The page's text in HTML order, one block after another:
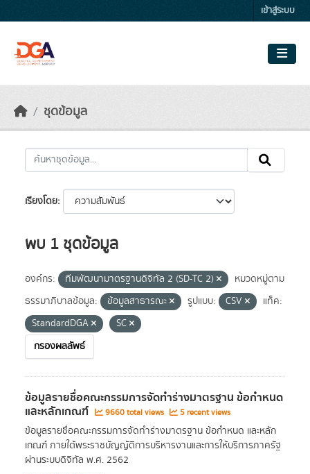
เข้าสู่ระบบ
ชุดข้อมูล
เรียงโดย
พบ 1 ชุดข้อมูล
องค์กร: ทีมพัฒนามาตรฐานดิจิทัล 2 (SD-TC 2)
หมวดหมู่ตาม
ธรรมาภิบาลข้อมูล:
ข้อมูลสาธารณะ รูปแบบ: CSV
แท็ค:
StandardDGA
SC
กรองผลลัพธ์
ข้อมูลรายชื่อคณะกรรมการจัดทำร่างมาตรฐาน ข้อกำหนด
และหลักเกณฑ์ 9660 total views 5 recent views
ข้อมูลรายชื่อคณะกรรมการจัดทำร่างมาตรฐาน ข้อกำหนด และหลัก
เกณฑ์ ภายใต้พระราชบัญญัติการบริหารงานและการให้บริการภาครัฐ
ผ่านระบบดิจิทัล พ.ศ. 2562